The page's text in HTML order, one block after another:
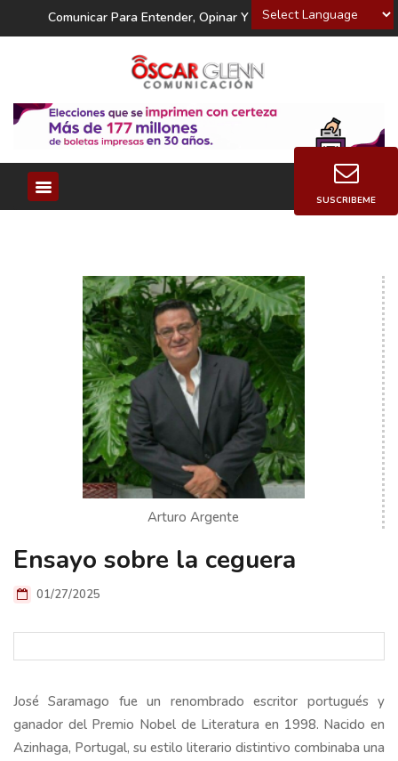
Powered by
Comunicar Para Entender, Opinar Y Decidir
Arturo Argente
Ensayo sobre la ceguera
01/27/2025
José Saramago fue un renombrado escritor portugués y
ganador del Premio Nobel de Literatura en 1998. Nacido en
Azinhaga, Portugal, su estilo literario distintivo combinaba una
SUSCRIBEME